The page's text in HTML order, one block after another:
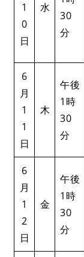
1
0
日
水
30
分
6
月
1
1
日
木
午後
1時
30
分
6
月
1
2
日
金
午後
1時
30
分